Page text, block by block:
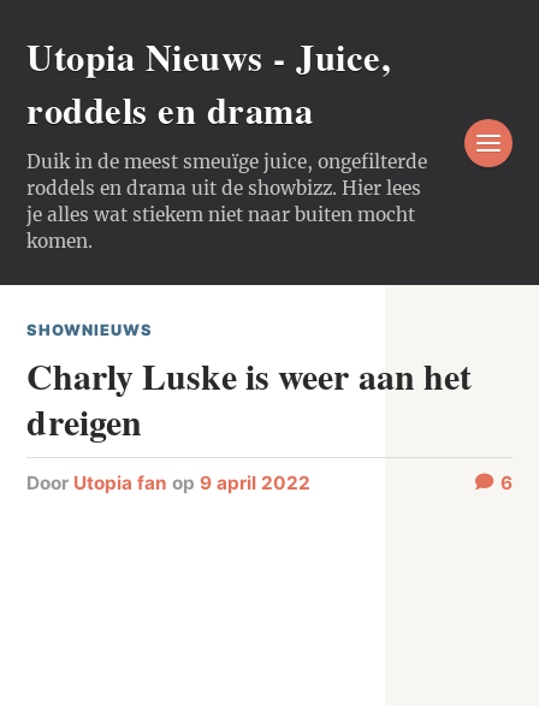
Utopia Nieuws - Juice,
roddels en drama
Duik in de meest smeuïge juice, ongefilterde
roddels en drama uit de showbizz. Hier lees
je alles wat stiekem niet naar buiten mocht
komen.
SHOWNIEUWS
Charly Luske is weer aan het
dreigen
door Utopia fan op9 april 2022 6